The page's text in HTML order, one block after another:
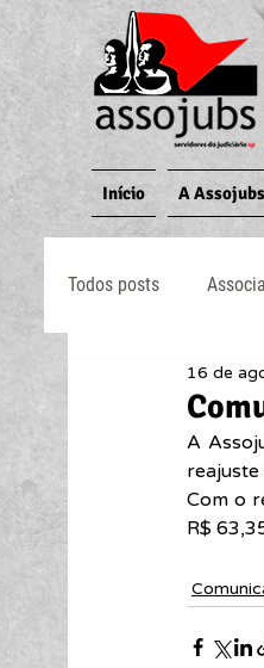
Início A Assojubs
Todos posts
Jornal O Processo
16 de
A
reajuste
Com o
R$